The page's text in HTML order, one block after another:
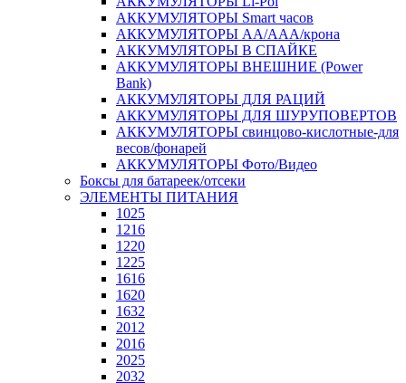
АККУМУЛЯТОРЫ Smart часов
АККУМУЛЯТОРЫ АА/ААА/крона
АККУМУЛЯТОРЫ В СПАЙКЕ
АККУМУЛЯТОРЫ ВНЕШНИЕ (Power
Bank)
АККУМУЛЯТОРЫ ДЛЯ РАЦИЙ
АККУМУЛЯТОРЫ ДЛЯ ШУРУПОВЕРТОВ
АККУМУЛЯТОРЫ свинцово-кислотные-для
весов/фонарей
АККУМУЛЯТОРЫ Фото/Видео
Боксы для батареек/отсеки
ЭЛЕМЕНТЫ ПИТАНИЯ
1025
1216
1220
1225
1616
1620
1632
2012
2016
2025
2032